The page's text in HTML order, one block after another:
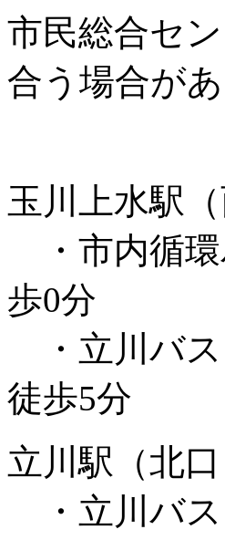
市民総合セ
合う場合があ
玉川上水駅
・市内循
歩0分
・立川バ
徒歩5分
立川駅（北
・立川バ